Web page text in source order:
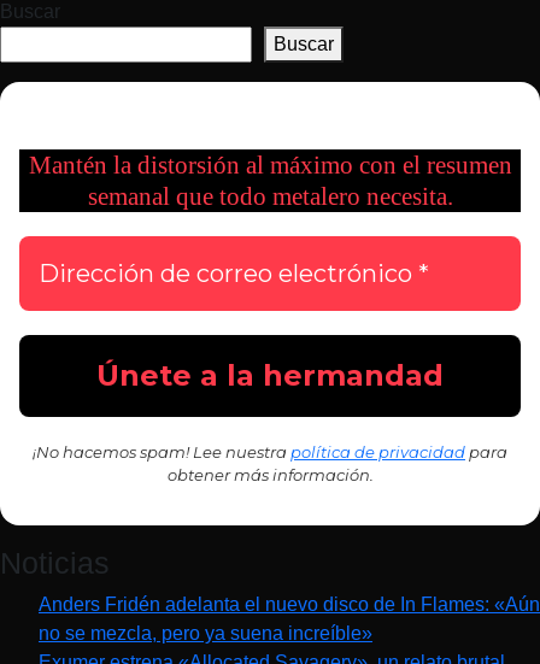
Buscar
Buscar
Mantén la distorsión al máximo con el resumen
semanal que todo metalero necesita.
¡No hacemos spam! Lee nuestra política de privacidad para
obtener más información.
Noticias
Anders Fridén adelanta el nuevo disco de In Flames: «Aún
no se mezcla, pero ya suena increíble»